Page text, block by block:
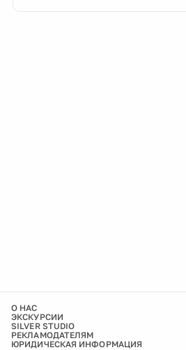
О НАС
ЭКСКУРСИИ
SILVER STUDIO
РЕКЛАМОДАТЕЛЯМ
ЮРИДИЧЕСКАЯ ИНФОРМАЦИЯ